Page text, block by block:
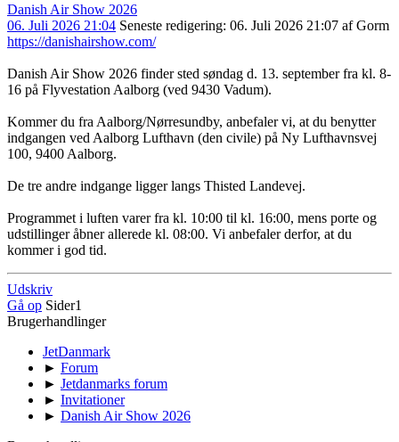
Danish Air Show 2026
06. Juli 2026 21:04 Seneste redigering: 06. Juli 2026 21:07 af Gorm
https://danishairshow.com/
Danish Air Show 2026 finder sted søndag d. 13. september fra kl. 8-
16 på Flyvestation Aalborg (ved 9430 Vadum).
Kommer du fra Aalborg/Nørresundby, anbefaler vi, at du benytter
indgangen ved Aalborg Lufthavn (den civile) på Ny Lufthavnsvej
100, 9400 Aalborg.
De tre andre indgange ligger langs Thisted Landevej.
Programmet i luften varer fra kl. 10:00 til kl. 16:00, mens porte og
udstillinger åbner allerede kl. 08:00. Vi anbefaler derfor, at du
kommer i god tid.
Udskriv
Gå op Sider1
Brugerhandlinger
JetDanmark
► Forum
► Jetdanmarks forum
► Invitationer
► Danish Air Show 2026